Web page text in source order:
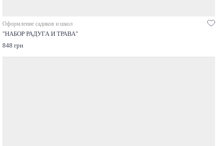
Оформление садиков и школ
"НАБОР РАДУГА И ТРАВА"
848 грн